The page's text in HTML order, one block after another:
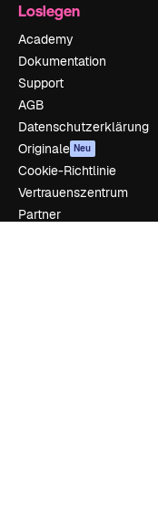
Loslegen
Academy
Dokumentation
Support
AGB
Datenschutzerklärung
Originale Neu
Cookie-Richtlinie
Vertrauenszentrum
Partner